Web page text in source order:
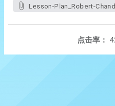
Lesson-Plan_Robert-
点击率：